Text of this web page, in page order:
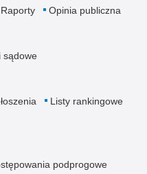
Raporty Opinia publiczna
sądowe
Listy rankingowe
podprogowe